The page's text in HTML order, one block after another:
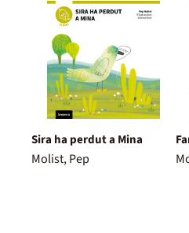
Sira ha perdut a Mina
Molist, Pep